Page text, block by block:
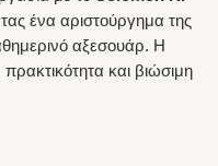
ένα αριστούργημα της
αξεσουάρ. Η
και βιώσιμη